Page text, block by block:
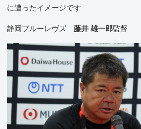
に遭ったイメージです
静岡ブルーレヴズ 藤井 雄一郎監督